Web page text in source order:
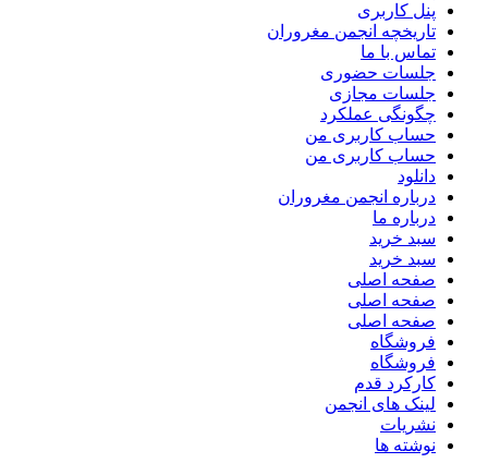
پنل کاربری
تاریخچه انجمن مغروران
تماس با ما
جلسات حضوری
جلسات مجازی
چگونگی عملکرد
حساب کاربری من
حساب کاربری من
دانلود
درباره انجمن مغروران
درباره ما
سبد خرید
سبد خرید
صفحه اصلی
صفحه اصلی
صفحه اصلی
فروشگاه
فروشگاه
کارکرد قدم
لینک های انجمن
نشریات
نوشته ها